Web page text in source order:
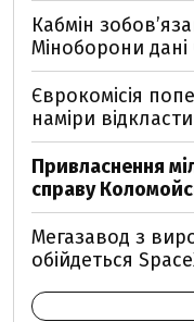
Кабмін
Міноборони дані
Єврокомісія
наміри
Привласнення
справу
Мегазавод з
обійдеться